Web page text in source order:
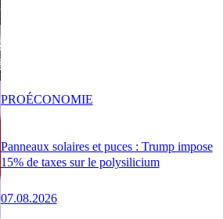
Panneaux solaires et puces : Trump impose
15% de taxes sur le polysilicium
07.08.2026
PROÉCONOMIE